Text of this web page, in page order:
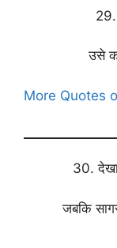
29.
उसे
More Quotes
30. देखा
जबकि